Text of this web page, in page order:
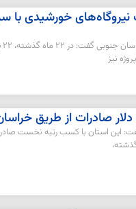
نیروگاه‌های خورشیدی
صادرات از طریق
این استان با کسب رتبه نخست